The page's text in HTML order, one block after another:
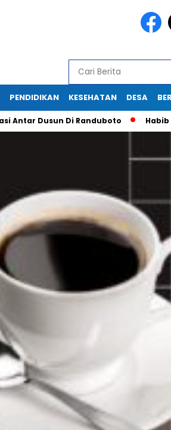
PENDIDIKAN KESEHATAN DESA
Dusun Di Randuboto Habib Umar